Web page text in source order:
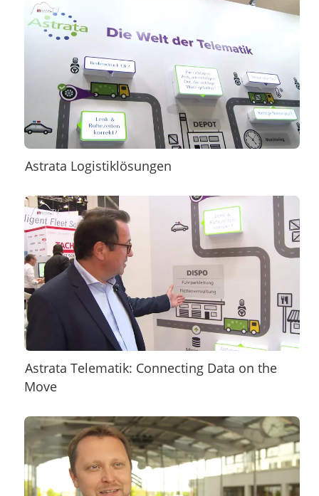
Astrata Logistiklösungen
Astrata Telematik: Connecting Data on the
Move